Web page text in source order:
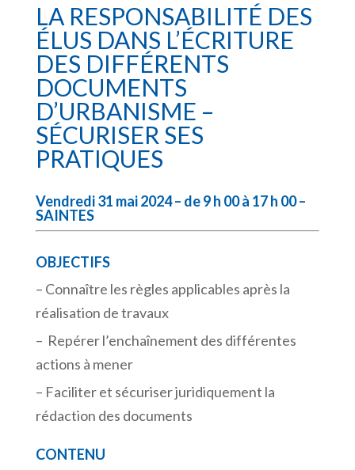
LA RESPONSABILITÉ DES
ÉLUS DANS L’ÉCRITURE
DES DIFFÉRENTS
DOCUMENTS
D’URBANISME –
SÉCURISER SES
PRATIQUES
Vendredi 31 mai 2024 – de 9 h 00 à 17 h 00 –
SAINTES
OBJECTIFS
– Connaître les règles applicables après la
réalisation de travaux
– Repérer l’enchaînement des différentes
actions à mener
– Faciliter et sécuriser juridiquement la
rédaction des documents
CONTENU